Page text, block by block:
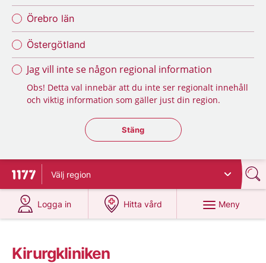
Örebro län
Östergötland
Jag vill inte se någon regional information
Obs! Detta val innebär att du inte ser regionalt innehåll
och viktig information som gäller just din region.
Stäng regionsväljaren
Stäng
Till startsidan för 1177
Välj region
Logga in
på 1177.se
Hitta vård
på 1177.se
Meny
Kirurgkliniken